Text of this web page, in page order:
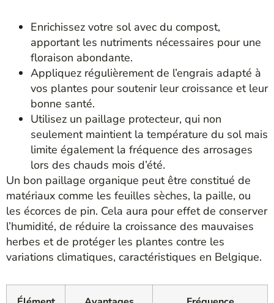
Enrichissez votre sol avec du compost,
apportant les nutriments nécessaires pour une
floraison abondante.
Appliquez régulièrement de l’engrais adapté à
vos plantes pour soutenir leur croissance et leur
bonne santé.
Utilisez un paillage protecteur, qui non
seulement maintient la température du sol mais
limite également la fréquence des arrosages
lors des chauds mois d’été.
Un bon paillage organique peut être constitué de
matériaux comme les feuilles sèches, la paille, ou
les écorces de pin. Cela aura pour effet de conserver
l’humidité, de réduire la croissance des mauvaises
herbes et de protéger les plantes contre les
variations climatiques, caractéristiques en Belgique.